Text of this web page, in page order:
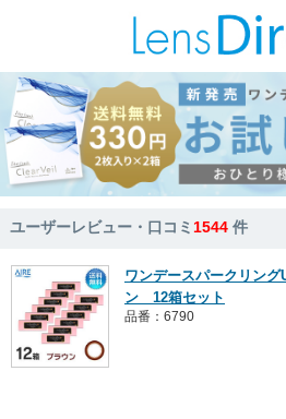
ユーザーレビュー・口コミ1544 件
ワンデースパークリング
ン 12箱セット
品番：6790